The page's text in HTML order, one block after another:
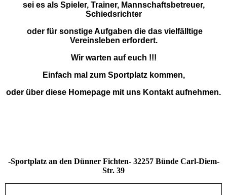
sei es als Spieler, Trainer, Mannschaftsbetreuer,
Schiedsrichter
oder für sonstige Aufgaben die das vielfälltige
Vereinsleben erfordert.
Wir warten auf euch !!!
Einfach mal zum Sportplatz kommen,
oder über diese Homepage mit uns Kontakt aufnehmen.
-Sportplatz an den Dünner Fichten- 32257 Bünde Carl-Diem-
Str. 39